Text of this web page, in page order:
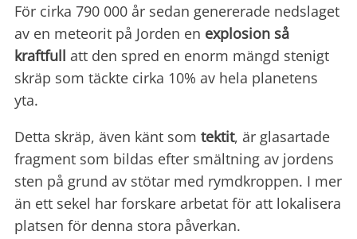
För cirka 790 000 år sedan genererade nedslaget
av en meteorit på Jorden en explosion så
kraftfull att den spred en enorm mängd stenigt
skräp som täckte cirka 10% av hela planetens
yta.
Detta skräp, även känt som tektit, är glasartade
fragment som bildas efter smältning av jordens
sten på grund av stötar med rymdkroppen. I mer
än ett sekel har forskare arbetat för att lokalisera
platsen för denna stora påverkan.